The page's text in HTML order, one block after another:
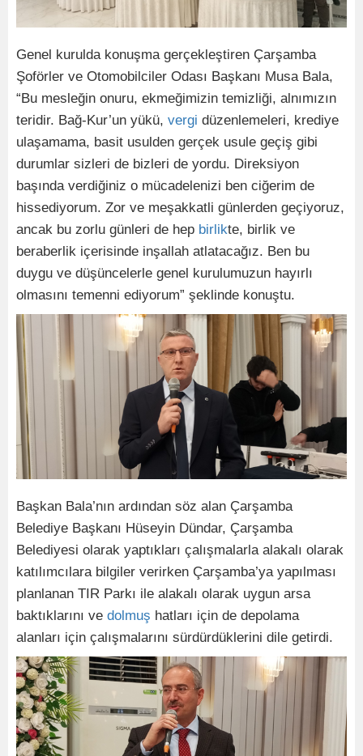
Genel kurulda konuşma gerçekleştiren Çarşamba
Şoförler ve Otomobilciler Odası Başkanı Musa Bala,
“Bu mesleğin onuru, ekmeğimizin temizliği, alnımızın
teridir. Bağ-Kur’un yükü, vergi düzenlemeleri, krediye
ulaşamama, basit usulden gerçek usule geçiş gibi
durumlar sizleri de bizleri de yordu. Direksiyon
başında verdiğiniz o mücadelenizi ben ciğerim de
hissediyorum. Zor ve meşakkatli günlerden geçiyoruz,
ancak bu zorlu günleri de hep birlikte, birlik ve
beraberlik içerisinde inşallah atlatacağız. Ben bu
duygu ve düşüncelerle genel kurulumuzun hayırlı
olmasını temenni ediyorum” şeklinde konuştu.
Başkan Bala’nın ardından söz alan Çarşamba
Belediye Başkanı Hüseyin Dündar, Çarşamba
Belediyesi olarak yaptıkları çalışmalarla alakalı olarak
katılımcılara bilgiler verirken Çarşamba’ya yapılması
planlanan TIR Parkı ile alakalı olarak uygun arsa
baktıklarını ve dolmuş hatları için de depolama
alanları için çalışmalarını sürdürdüklerini dile getirdi.